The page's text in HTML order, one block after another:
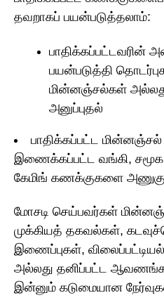
தவறாகப் பயன்படுத்தலாம்:
பாதிக்கப்பட்டவரின்
பயன்படுத்தி
மின்னஞ்சல்கள்
அனுப்புதல்
பாதிக்கப்பட்ட மின்னஞ்சல்
இணைக்கப்பட்ட வங்கி,
கேமிங் கணக்குகளை
மோசடி செய்பவர்கள்
முக்கியத் தகவல்கள்,
இணைப்புகள்,
அல்லது தனிப்பட்ட
இன்னும் கடுமையான